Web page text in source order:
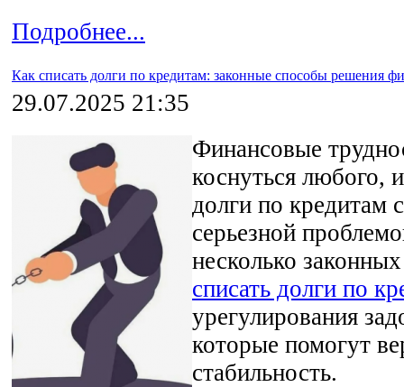
Подробнее...
Как списать долги по кредитам: законные способы решения
29.07.2025 21:35
Финансовые
коснуться любого,
долги по кредитам
серьезной
несколько
списать долги по
урегулирования
которые помогут
стабильность.